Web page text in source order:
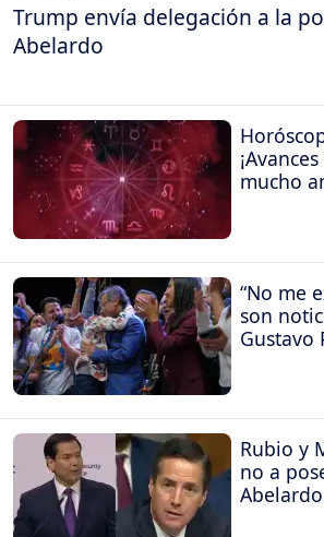
Trump envía delegación a la
Abelardo
mucho
“No me
son
Gustavo
Rubio y
no a